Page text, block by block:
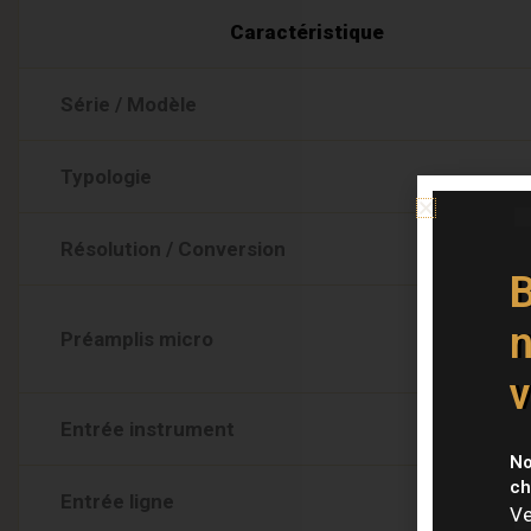
Caractéristique
Série / Modèle
Typologie
Résolution / Conversion
Préamplis micro
Entrée instrument
Entrée ligne